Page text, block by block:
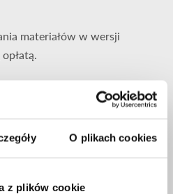
O plikach cookies
z plików cookie
materiałów w wersji
kawowe i jedna dłuższa
8.30-15.30.